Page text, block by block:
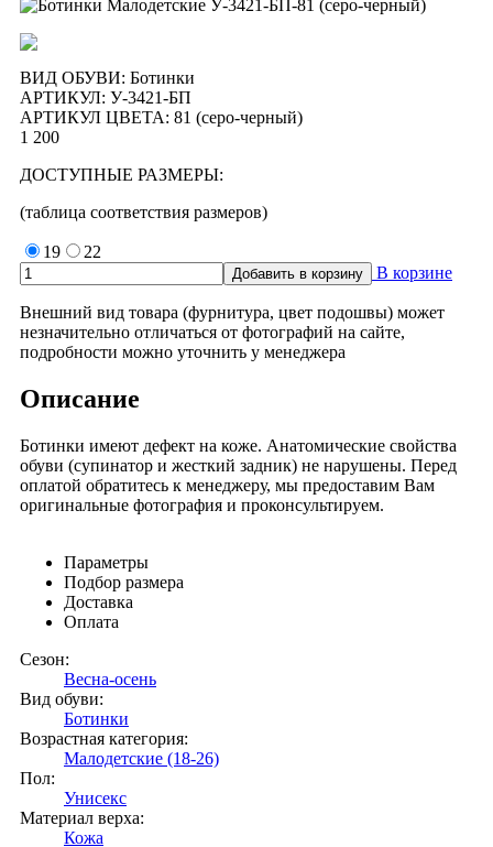
ВИД ОБУВИ: Ботинки
АРТИКУЛ: У-3421-БП
АРТИКУЛ ЦВЕТА: 81 (серо-черный)
1 200
ДОСТУПНЫЕ РАЗМЕРЫ:
(таблица соответствия размеров)
19
22
В корзине
Внешний вид товара (фурнитура, цвет подошвы) может
незначительно отличаться от фотографий на сайте,
подробности можно уточнить у менеджера
Описание
Ботинки имеют дефект на коже. Анатомические свойства
обуви (супинатор и жесткий задник) не нарушены. Перед
оплатой обратитесь к менеджеру, мы предоставим Вам
оригинальные фотография и проконсультируем.
Параметры
Подбор размера
Доставка
Оплата
Сезон:
Весна-осень
Вид обуви:
Ботинки
Возрастная категория:
Малодетские (18-26)
Пол:
Унисекс
Материал верха:
Кожа